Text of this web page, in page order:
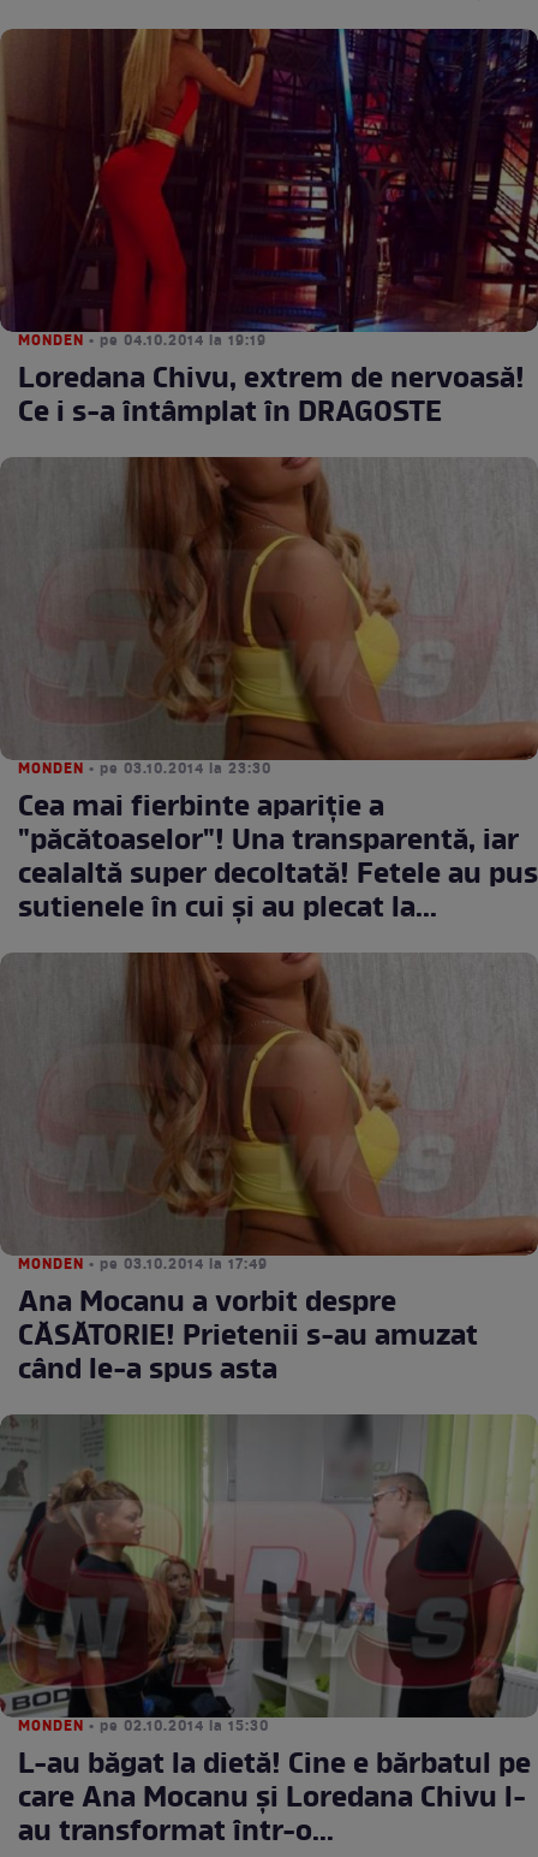
MONDEN • pe 04.10.2014 la 19:19
Loredana Chivu, extrem de nervoasă!
Ce i s-a întâmplat în DRAGOSTE
MONDEN • pe 03.10.2014 la 23:30
Cea mai fierbinte apariţie a
"păcătoaselor"! Una transparentă, iar
cealaltă super decoltată! Fetele au pus
sutienele în cui şi au plecat la...
MONDEN • pe 03.10.2014 la 17:49
Ana Mocanu a vorbit despre
CĂSĂTORIE! Prietenii s-au amuzat
când le-a spus asta
MONDEN • pe 02.10.2014 la 15:30
L-au băgat la dietă! Cine e bărbatul pe
care Ana Mocanu şi Loredana Chivu l-
au transformat într-o...